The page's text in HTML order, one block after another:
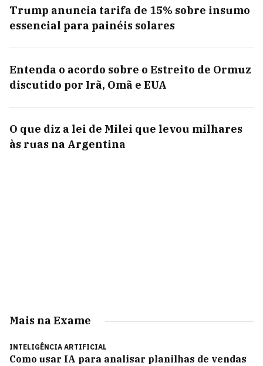
Trump anuncia tarifa de 15% sobre insumo
essencial para painéis solares
Entenda o acordo sobre o Estreito de Ormuz
discutido por Irã, Omã e EUA
O que diz a lei de Milei que levou milhares
às ruas na Argentina
Mais na Exame
INTELIGÊNCIA ARTIFICIAL
Como usar IA para analisar planilhas de vendas